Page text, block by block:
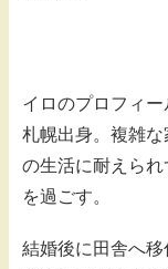
イロのプロフィー
札幌出身。複雑
の生活に耐えら
を過ごす。
結婚後に田舎へ